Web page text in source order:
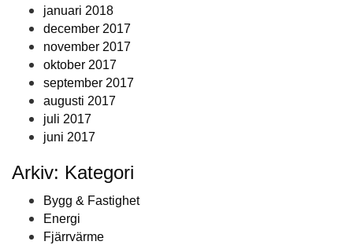
januari 2018
december 2017
november 2017
oktober 2017
september 2017
augusti 2017
juli 2017
juni 2017
Arkiv: Kategori
Bygg & Fastighet
Energi
Fjärrvärme